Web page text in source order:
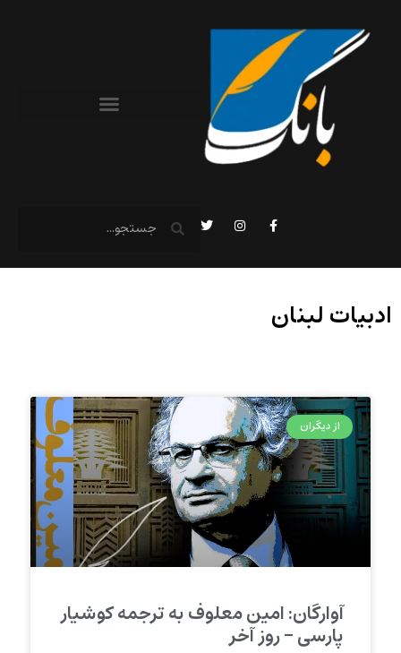
ادبیات لبنان
از دیگران
آوارگان: امین معلوف به ترجمه کوشیار
پارسی – روز آخر